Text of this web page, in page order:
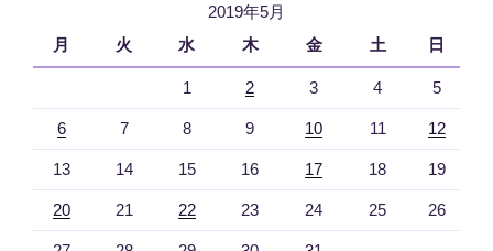
2019年5月
月
火 水 木 金 土 日
1 2 3 4 5
6 7 8 9 10 11 12
13 14 15 16 17 18 19
20 21 22 23 24 25 26